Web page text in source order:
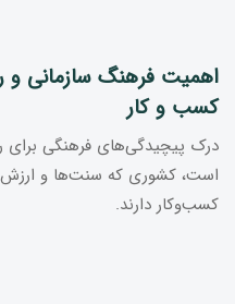
اهمیت فرهنگ سازمانی
کسب و کار
درک پیچیدگی‌های فرهنگی برای
است، کشوری که سنت‌ها و
کسب‌وکار دارند.